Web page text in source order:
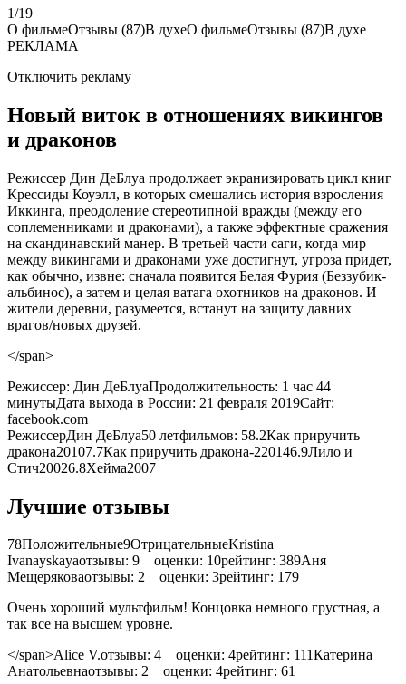
1/19
О фильмеОтзывы (87)В духеО фильмеОтзывы (87)В духе
РЕКЛАМА
Отключить рекламу
Новый виток в отношениях викингов
и драконов
Режиссер Дин ДеБлуа продолжает экранизировать цикл книг
Крессиды Коуэлл, в которых смешались история взросления
Иккинга, преодоление стереотипной вражды (между его
соплеменниками и драконами), а также эффектные сражения
на скандинавский манер. В третьей части саги, когда мир
между викингами и драконами уже достигнут, угроза придет,
как обычно, извне: сначала появится Белая Фурия (Беззубик-
альбинос), а затем и целая ватага охотников на драконов. И
жители деревни, разумеется, встанут на защиту давних
врагов/новых друзей.
</span>
Режиссер: Дин ДеБлуаПродолжительность: 1 час 44
минутыДата выхода в России: 21 февраля 2019Сайт:
facebook.com
РежиссерДин ДеБлуа50 летфильмов: 58.2Как приручить
дракона20107.7Как приручить дракона-220146.9Лило и
Стич20026.8Хейма2007
Лучшие отзывы
78Положительные9ОтрицательныеKristina
Ivanayskayaотзывы: 9 оценки: 10рейтинг: 389Аня
Мещеряковаотзывы: 2 оценки: 3рейтинг: 179
Очень хороший мультфильм! Концовка немного грустная, а
так все на высшем уровне.
</span>Alice V.отзывы: 4 оценки: 4рейтинг: 111Катерина
Анатольевнаотзывы: 2 оценки: 4рейтинг: 61